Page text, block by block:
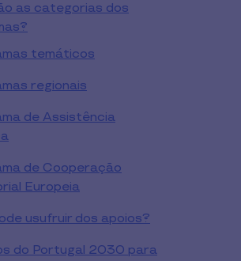
as categorias dos
temáticos
regionais
de Assistência
de Cooperação
Europeia
usufruir dos apoios?
do Portugal 2030 para